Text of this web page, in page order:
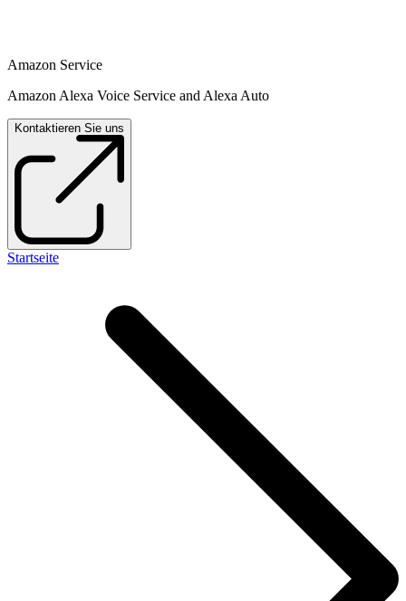
Amazon Service
Amazon Alexa Voice Service and Alexa Auto
Kontaktieren Sie uns
Startseite